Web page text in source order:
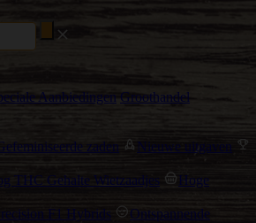
Aanbiedingen Groothandel
zaden
Nieuwe uitgaven
THC Gehalte Wietzaadjes
Hoge
F1 Hybrids
Ontspannende